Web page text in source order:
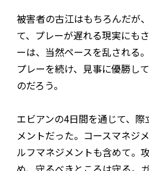
被害者の古江はもちろんだが
て、プレーが遅れる現実にも
ーは、当然ペースを乱される
プレーを続け、見事に優勝し
のだろう。
エビアンの4日間を通じて、
メントだった。コースマネジ
ルフマネジメントも含めて。